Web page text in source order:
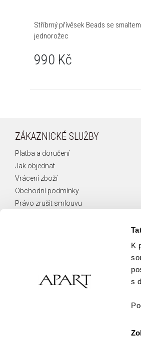
K
s
Stříbrný přívěsek Beads se
jednorožec
990 Kč
ZÁKAZNICKÉ SLUŽBY
Platba a doručení
Jak objednat
Vrácení zboží
Obchodní podmínky
Právo zrušit smlouvu